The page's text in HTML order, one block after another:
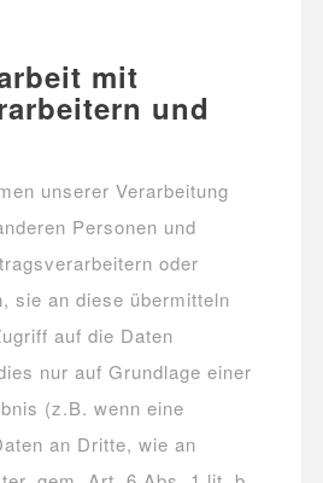
mit
und
unserer Verarbeitung
Personen und
oder
sie an diese übermitteln
auf die Daten
nur auf Grundlage einer
(z.B. wenn eine
an Dritte, wie an